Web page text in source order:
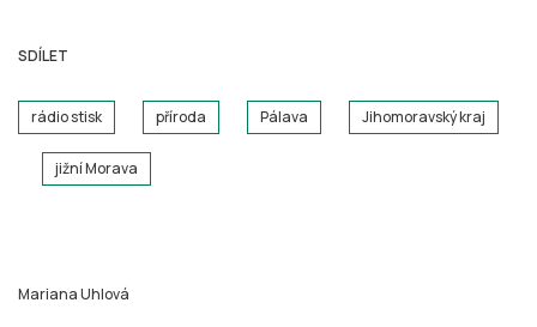
SDÍLET
rádio stisk příroda Pálava Jihomoravský kraj
jižní Morava
Mariana Uhlová